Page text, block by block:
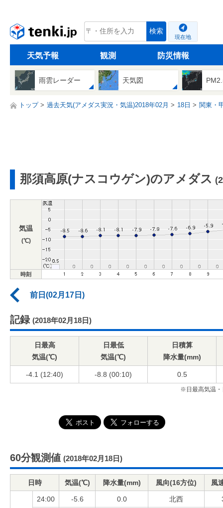
tenki.jp 検索
現在地
天気予報 観測 防災情報
雨雲レーダー 天気図
トップ 過去天気(アメダス実況・気温)2018年02月 18日 関東・
那須高原(ナスコウゲン)のアメダス
気温
(℃)
時刻
前日(02月17日)
記録 (2018年02月18日)
日最高
気温(℃)
日最低
気温(℃)
日積算
降水量(mm)
-4.1 (12:40) -8.8 (00:10) 0.5
※日最高気温・
60分観測値 (2018年02月18日)
日時 気温(℃) 降水量(mm) 風向(16方位) 風
24:00 -5.6 0.0 北西